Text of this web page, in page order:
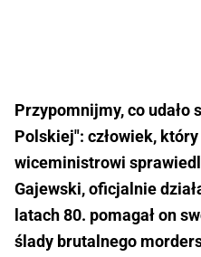
Przypomnijmy, co udało
Polskiej": człowiek, który
wiceministrowi
Gajewski, oficjalnie
latach 80. pomagał on
ślady brutalnego